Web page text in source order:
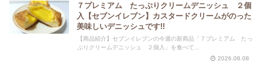
７プレミアム たっぷりクリームデニッシュ ２個
入【セブンイレブン】カスタードクリームがのった
美味しいデニッシュです!!
【商品紹介】セブンイレブンの今週の新商品「７プレミアム たっ
ぷりクリームデニッシュ ２個入」を食べて...
2026.08.08